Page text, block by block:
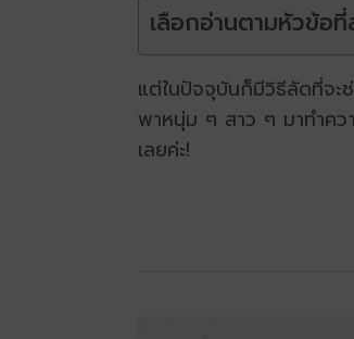
เลือกอ่านตามหัวข้อ
แต่ในปัจจุบันก็มีวิธีลัดที่จะ
พาหนุ่ม ๆ สาว ๆ มาทำคว
เลยค่ะ!